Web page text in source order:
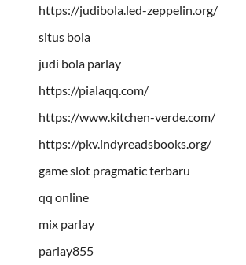
https://judibola.led-zeppelin.org/
situs bola
judi bola parlay
https://pialaqq.com/
https://www.kitchen-verde.com/
https://pkv.indyreadsbooks.org/
game slot pragmatic terbaru
qq online
mix parlay
parlay855